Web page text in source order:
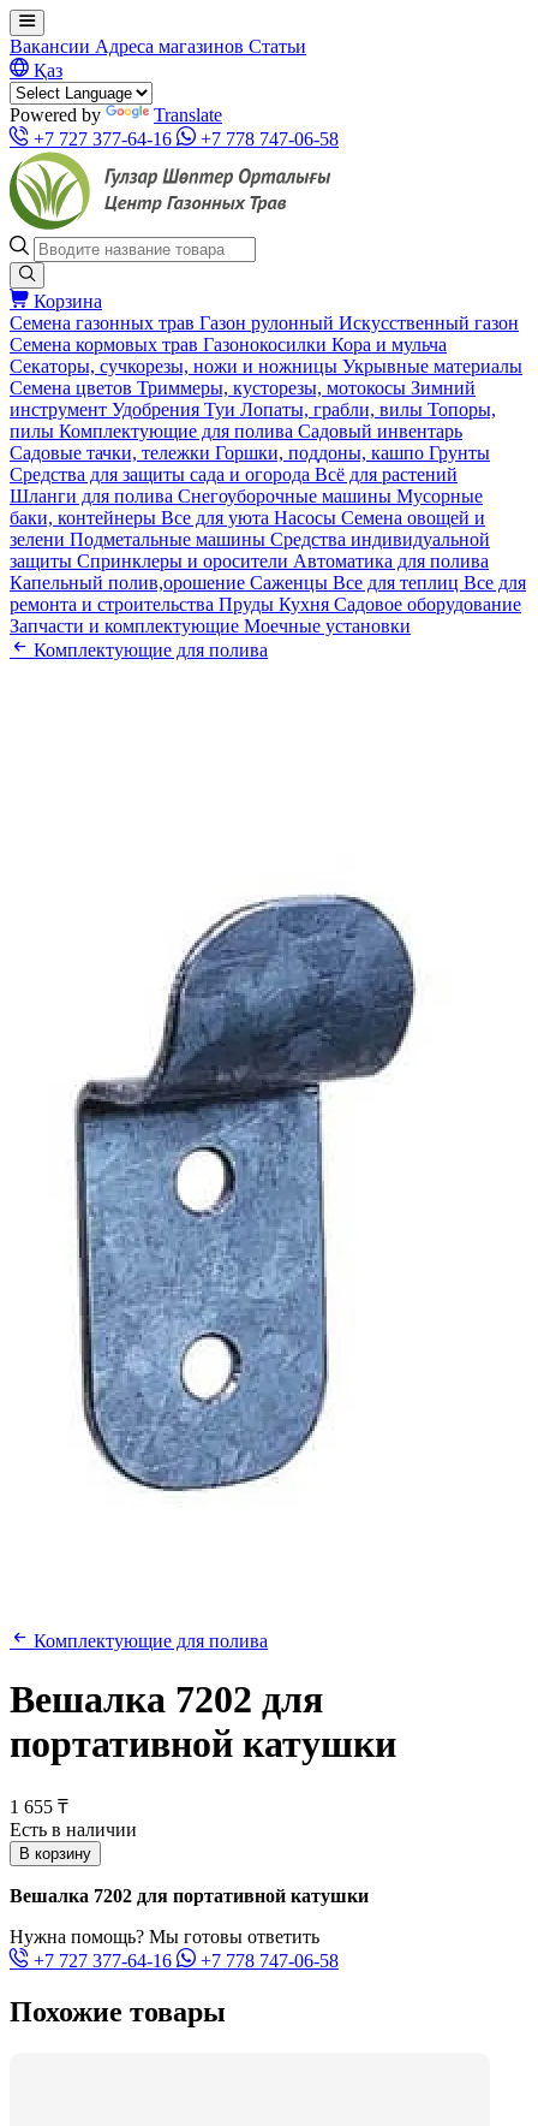
Вакансии Адреса магазинов Статьи
Қаз
Powered by
Translate
+7 727 377-64-16
+7 778 747-06-58
Корзина
Семена газонных трав Газон рулонный Искусственный газон
Семена кормовых трав Газонокосилки Кора и мульча
Секаторы, сучкорезы, ножи и ножницы Укрывные материалы
Семена цветов Триммеры, кусторезы, мотокосы Зимний
инструмент Удобрения Туи Лопаты, грабли, вилы Топоры,
пилы Комплектующие для полива Садовый инвентарь
Садовые тачки, тележки Горшки, поддоны, кашпо Грунты
Средства для защиты сада и огорода Всё для растений
Шланги для полива Снегоуборочные машины Мусорные
баки, контейнеры Все для уюта Насосы Семена овощей и
зелени Подметальные машины Средства индивидуальной
защиты Спринклеры и оросители Автоматика для полива
Капельный полив,орошение Саженцы Все для теплиц Все для
ремонта и строительства Пруды Кухня Садовое оборудование
Запчасти и комплектующие Моечные установки
Комплектующие для полива
Комплектующие для полива
Вешалка 7202 для
портативной катушки
1 655 ₸
Есть в наличии
В корзину
Вешалка 7202 для портативной катушки
Нужна помощь? Мы готовы ответить
+7 727 377-64-16
+7 778 747-06-58
Похожие товары